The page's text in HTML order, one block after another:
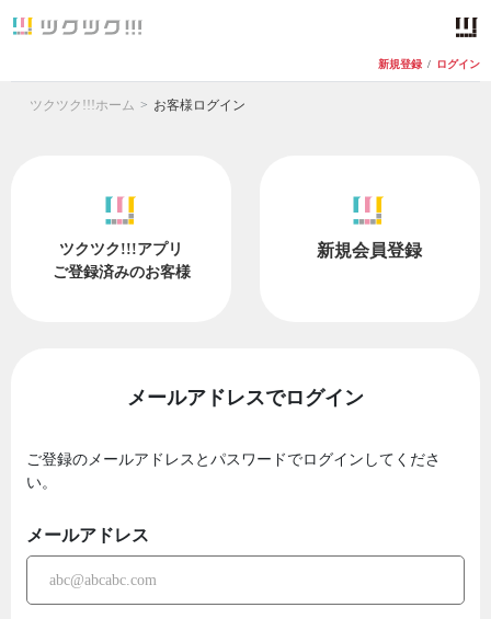
新規登録 / ログイン
ツクツク!!!ホーム お客様ログイン
ツクツク!!!アプリ
ご登録済みのお客様
新規会員登録
メールアドレスでログイン
ご登録のメールアドレスとパスワードでログインしてくださ
い。
メールアドレス